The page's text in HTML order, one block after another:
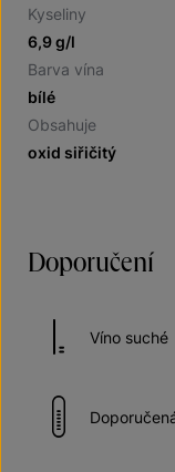
Kyseliny
6,9 g/l
Barva vína
bílé
Obsahuje
oxid siřičitý
Doporučení
Víno suché